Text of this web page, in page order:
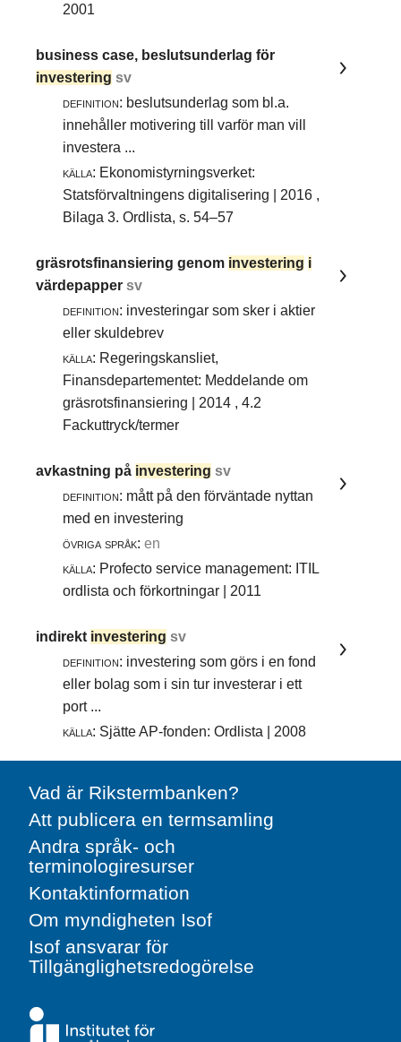
2001
business case, beslutsunderlag för
investering sv
definition: beslutsunderlag som bl.a.
innehåller motivering till varför man vill
investera ...
källa: Ekonomistyrningsverket:
Statsförvaltningens digitalisering | 2016 ,
Bilaga 3. Ordlista, s. 54–57
gräsrotsfinansiering genom investering i
värdepappersv
definition: investeringar som sker i aktier
eller skuldebrev
källa: Regeringskansliet,
Finansdepartementet: Meddelande om
gräsrotsfinansiering | 2014 , 4.2
Fackuttryck/termer
avkastning på investering sv
definition: mått på den förväntade nyttan
med en investering
övriga språk: en
källa: Profecto service management: ITIL
ordlista och förkortningar | 2011
indirekt investering sv
definition: investering som görs i en fond
eller bolag som i sin tur investerar i ett
port ...
källa: Sjätte AP-fonden: Ordlista | 2008
Vad är Rikstermbanken?
Att publicera en termsamling
Andra språk- och
terminologiresurser
Kontaktinformation
Om myndigheten Isof
Isof ansvarar för
Tillgänglighetsredogörelse